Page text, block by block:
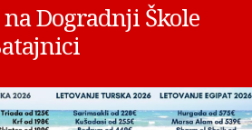
Dogradnji Škole